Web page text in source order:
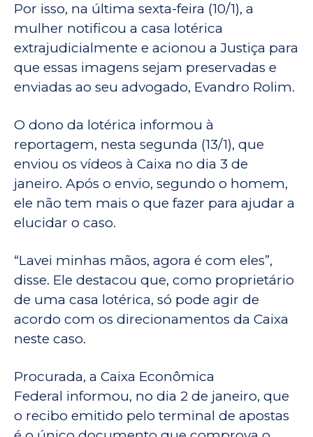
Por isso, na última sexta-feira (10/1), a
mulher notificou a casa lotérica
extrajudicialmente e acionou a Justiça para
que essas imagens sejam preservadas e
enviadas ao seu advogado, Evandro Rolim.
O dono da lotérica informou à
reportagem, nesta segunda (13/1), que
enviou os vídeos à Caixa no dia 3 de
janeiro. Após o envio, segundo o homem,
ele não tem mais o que fazer para ajudar a
elucidar o caso.
“Lavei minhas mãos, agora é com eles”,
disse. Ele destacou que, como proprietário
de uma casa lotérica, só pode agir de
acordo com os direcionamentos da Caixa
neste caso.
Procurada, a Caixa Econômica
Federal informou, no dia 2 de janeiro, que
o recibo emitido pelo terminal de apostas